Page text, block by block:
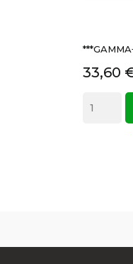
Precio
33,60